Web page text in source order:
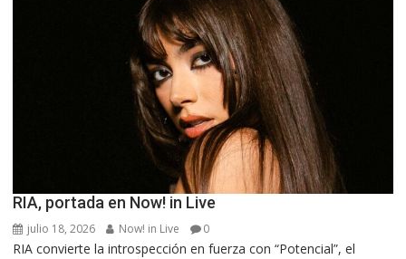
RIA, portada en Now! in Live
julio 18, 2026 Now! in Live 0
RIA convierte la introspección en fuerza con “Potencial”, el